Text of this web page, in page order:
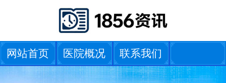
网站首页 医院概况 联系我们